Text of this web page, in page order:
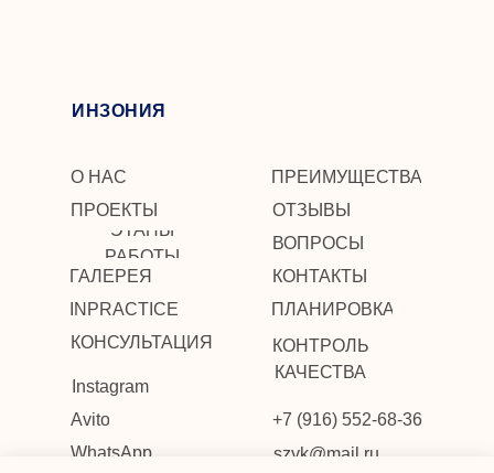
ПРЕИМУЩЕСТВА
ОТЗЫВЫ
ВОПРОСЫ
КОНТРОЛЬ
КАЧЕСТВА
КОНТАКТЫ
ПЛАНИРОВКА
О НАС
ПРОЕКТЫ
ЭТАПЫ
РАБОТЫ
ГАЛЕРЕЯ
INPRACTICE
КОНСУЛЬТАЦИЯ
+7 (916) 552-68-36
szyk@mail.ru
Instagram
Avito
WhatsApp
ИНЗОНИЯ